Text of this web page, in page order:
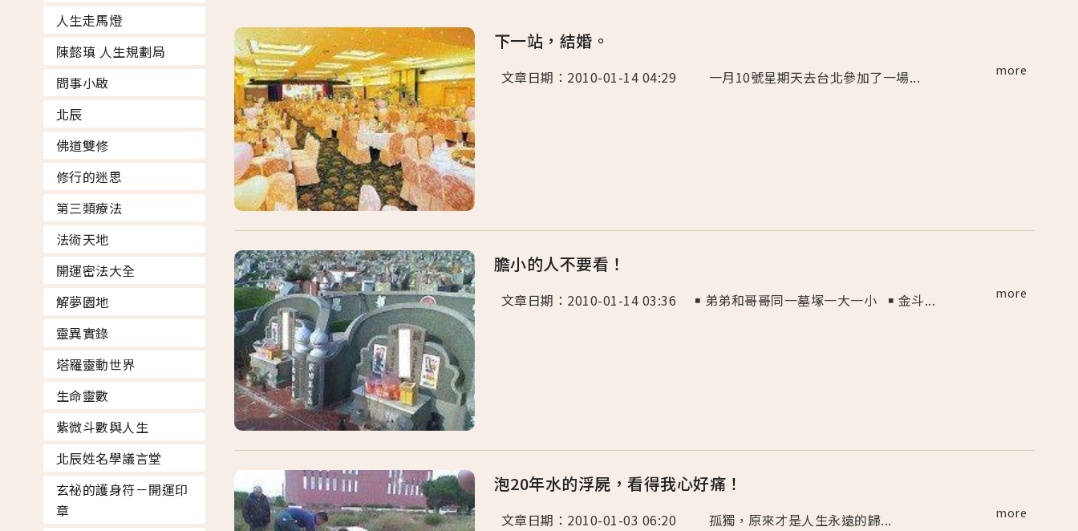
人生走馬燈
陳懿瑱 人生規劃局
問事小啟
北辰
佛道雙修
修行的迷思
第三類療法
法術天地
開運密法大全
解夢園地
靈異實錄
塔羅靈動世界
生命靈數
紫微斗數與人生
北辰姓名學議言堂
玄祕的護身符－開運印
章
下一站，結婚。
文章日期：2010-01-14 04:29 一月10號星期天去台北參加了一場... more
膽小的人不要看！
文章日期：2010-01-14 03:36 ￭ 弟弟和哥哥同一墓塚一大一小 ￭ 金斗... more
泡20年水的浮屍，看得我心好痛！
文章日期：2010-01-03 06:20 孤獨，原來才是人生永遠的歸... more